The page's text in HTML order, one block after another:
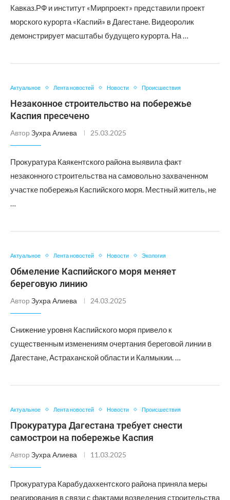
Кавказ.РФ и институт «Мирпроект» представили проект
морского курорта «Каспий» в Дагестане. Видеоролик
демонстрирует масштабы будущего курорта. На …
Актуальное Лента новостей Новости Происшествия
Незаконное строительство на побережье
Каспия пресечено
Автор Зухра Алиева 25.03.2025
Прокуратура Каякентского района выявила факт
незаконного строительства на самовольно захваченном
участке побережья Каспийского моря. Местный житель, не
…
Актуальное Лента новостей Новости Экология
Обмеление Каспийского моря меняет
береговую линию
Автор Зухра Алиева 24.03.2025
Снижение уровня Каспийского моря привело к
существенным изменениям очертания береговой линии в
Дагестане, Астраханской области и Калмыкии. …
Актуальное Лента новостей Новости Происшествия
Прокуратура Дагестана требует снести
самострои на побережье Каспия
Автор Зухра Алиева 11.03.2025
Прокуратура Карабудахкентского района приняла меры
реагирования в связи с фактами возведения строительства